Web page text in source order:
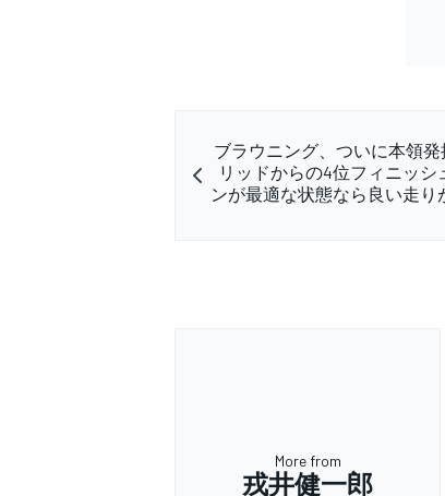
ブラウニング、ついに本領
リッドからの4位フィニッシ
ンが最適な状態なら良い走り
More from
戎井健一郎